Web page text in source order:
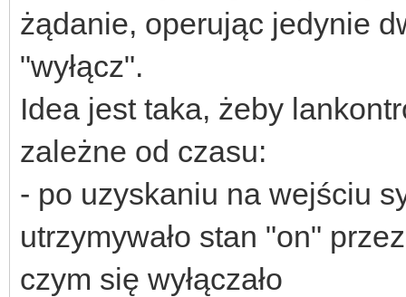
żądanie, operując jedynie
"wyłącz".
Idea jest taka, żeby
zależne od czasu:
- po uzyskaniu na wejściu
utrzymywało stan "on"
czym się wyłączało